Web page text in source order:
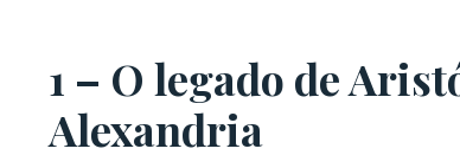
1 – O legado de
Alexandria